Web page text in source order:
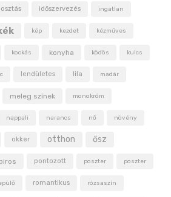
időszervezés ingatlan
kép kezdet kézműves
kockás konyha ködös kulcs
lendületes lila madár
meleg színek monokróm
nappali narancs nő növény
okker otthon ősz
piros pontozott poszter poszter
romantikus rózsaszín